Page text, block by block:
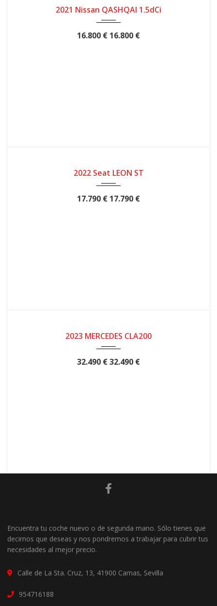
2021 Nissan QASHQAI 1.5dCi
16.800 € 16.800 €
2022 Seat LEON ST
17.790 € 17.790 €
2023 MERCEDES CLA200
32.490 €32.490 €
Encuentra tu coche nuevo o de segunda mano. Sólo tienes que
decirnos que deseas y nos pondremos a trabajar para cubrir tus
necesidades al mejor precio.
Calle de La Sta. Cruz, 13, 41900 Camas, Sevilla
954716188